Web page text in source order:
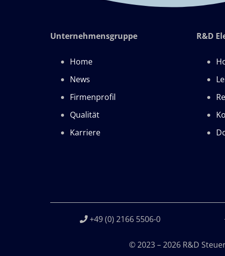
Unternehmensgruppe
Home
News
Firmenprofil
Qualität
Karriere
R&D
+49 (0) 2166 5506-0
© 2023 – 2026 R&D